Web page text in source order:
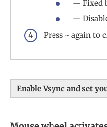
— Fixed
—
Press ~ again to
Enable Vsync and set